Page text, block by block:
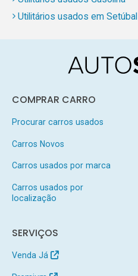
Utilitários usados em Setúbal
COMPRAR CARRO
Procurar carros usados
Carros Novos
Carros usados por marca
Carros usados por
localização
SERVIÇOS
Venda Já